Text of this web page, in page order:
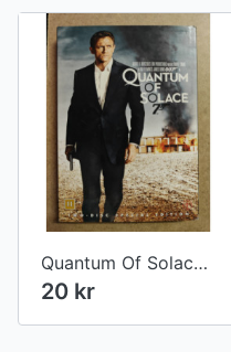
Quantum Of Solace - 007 James Bond
20 kr